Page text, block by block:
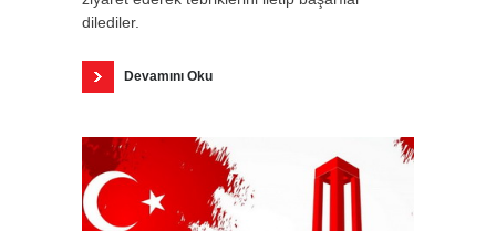
dilediler.
Devamını Oku